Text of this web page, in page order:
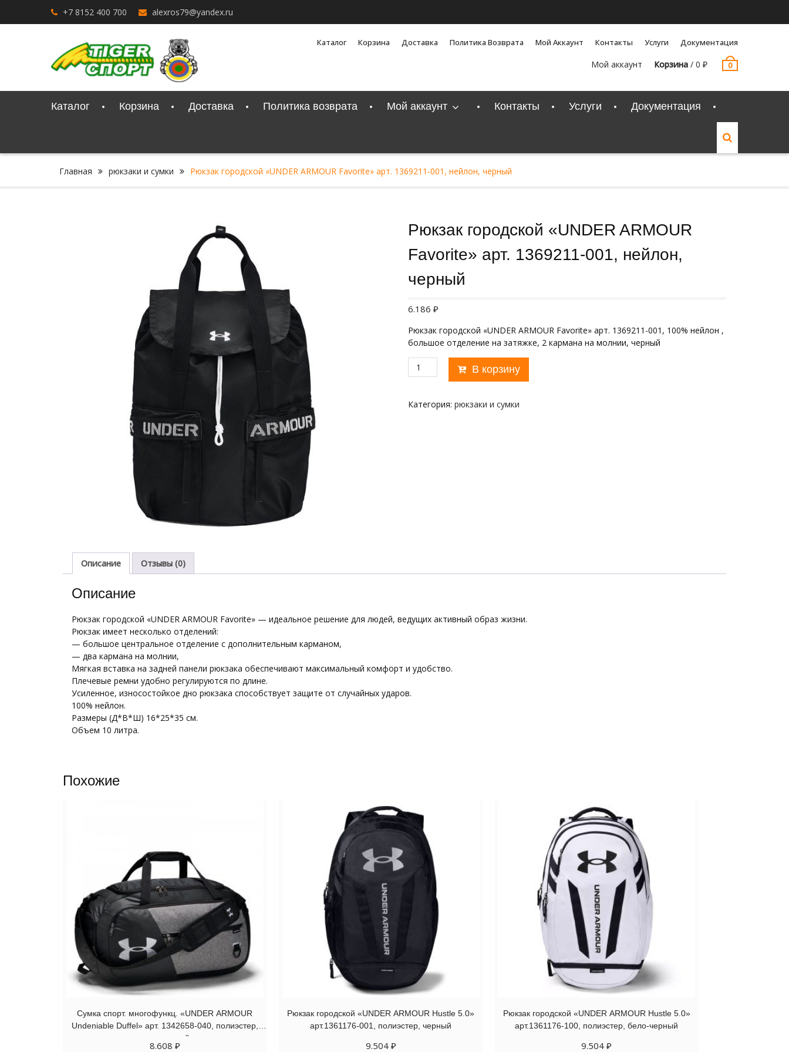
+7 8152 400 700 alexros79@yandex.ru
Каталог Корзина Доставка Политика Возврата Мой Аккаунт Контакты Услуги Документация
Мой аккаунт Корзина / 0 ₽ 0
Каталог Корзина Доставка Политика возврата Мой аккаунт Контакты Услуги Документация
Главная рюкзаки и сумки Рюкзак городской «UNDER ARMOUR Favorite» арт. 1369211-001, нейлон, черный
Рюкзак городской «UNDER ARMOUR
Favorite» арт. 1369211-001, нейлон,
черный
6.186 ₽
Рюкзак городской «UNDER ARMOUR Favorite» арт. 1369211-001, 100% нейлон ,
большое отделение на затяжке, 2 кармана на молнии, черный
Количество
товара
городской
"UNDER
В корзину
Категория: рюкзаки и сумки
Описание Отзывы (0)
Описание
Рюкзак городской «UNDER ARMOUR Favorite» — идеальное решение для людей, ведущих активный образ жизни.
Рюкзак имеет несколько отделений:
— большое центральное отделение с дополнительным карманом,
— два кармана на молнии,
Мягкая вставка на задней панели рюкзака обеспечивают максимальный комфорт и удобство.
Плечевые ремни удобно регулируются по длине.
Усиленное, износостойкое дно рюкзака способствует защите от случайных ударов.
100% нейлон.
Размеры (Д*В*Ш) 16*25*35 см.
Объем 10 литра.
Похожие
Сумка спорт. многофункц. «UNDER ARMOUR
Undeniable Duffel» арт. 1342658-040, полиэстер,
черно-серый
8.608 ₽
Рюкзак городской «UNDER ARMOUR Hustle 5.0»
арт.1361176-001, полиэстер, черный
9.504 ₽
Рюкзак городской «UNDER ARMOUR Hustle 5.0»
арт.1361176-100, полиэстер, бело-черный
9.504₽